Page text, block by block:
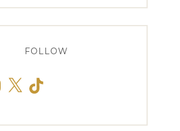
FOLLOW
X TikTok